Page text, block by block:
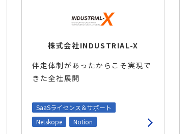
株式会社INDUSTRIAL-X
伴走体制があったからこそ実現で
きた全社展開
SaaSライセンス＆サポート
Netskope
Notion